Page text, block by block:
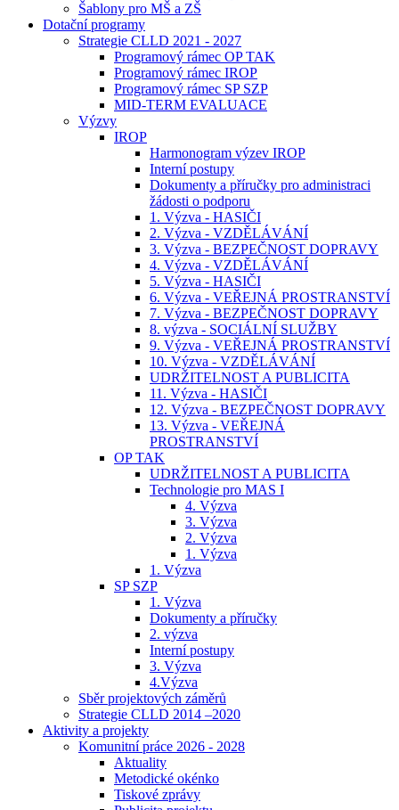
Šablony pro MŠ a ZŠ
Dotační programy
Strategie CLLD 2021 - 2027
Programový rámec OP TAK
Programový rámec IROP
Programový rámec SP SZP
MID-TERM EVALUACE
Výzvy
IROP
Harmonogram výzev IROP
Interní postupy
Dokumenty a příručky pro administraci
žádosti o podporu
1. Výzva - HASIČI
2. Výzva - VZDĚLÁVÁNÍ
3. Výzva - BEZPEČNOST DOPRAVY
4. Výzva - VZDĚLÁVÁNÍ
5. Výzva - HASIČI
6. Výzva - VEŘEJNÁ PROSTRANSTVÍ
7. Výzva - BEZPEČNOST DOPRAVY
8. výzva - SOCIÁLNÍ SLUŽBY
9. Výzva - VEŘEJNÁ PROSTRANSTVÍ
10. Výzva - VZDĚLÁVÁNÍ
UDRŽITELNOST A PUBLICITA
11. Výzva - HASIČI
12. Výzva - BEZPEČNOST DOPRAVY
13. Výzva - VEŘEJNÁ
PROSTRANSTVÍ
OP TAK
UDRŽITELNOST A PUBLICITA
Technologie pro MAS I
4. Výzva
3. Výzva
2. Výzva
1. Výzva
1. Výzva
SP SZP
1. Výzva
Dokumenty a příručky
2. výzva
Interní postupy
3. Výzva
4.Výzva
Sběr projektových záměrů
Strategie CLLD 2014 –2020
Aktivity a projekty
Komunitní práce 2026 - 2028
Aktuality
Metodické okénko
Tiskové zprávy